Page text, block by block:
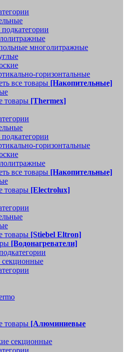
подкатегории
многолитражные
горизонтальные
все товары [Накопительные]
товары [Thermex]
подкатегории
горизонтальные
все товары [Накопительные]
товары [Electrolux]
товары [Stiebel Eltron]
[Водонагреватели]
товары [Алюминиевые
секционные